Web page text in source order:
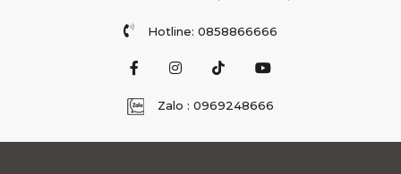
Hotline: 0858866666
Zalo : 0969248666